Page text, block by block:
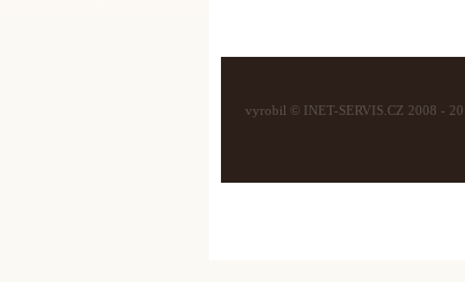
vyrobil © INET-SERVIS.CZ 2008 -